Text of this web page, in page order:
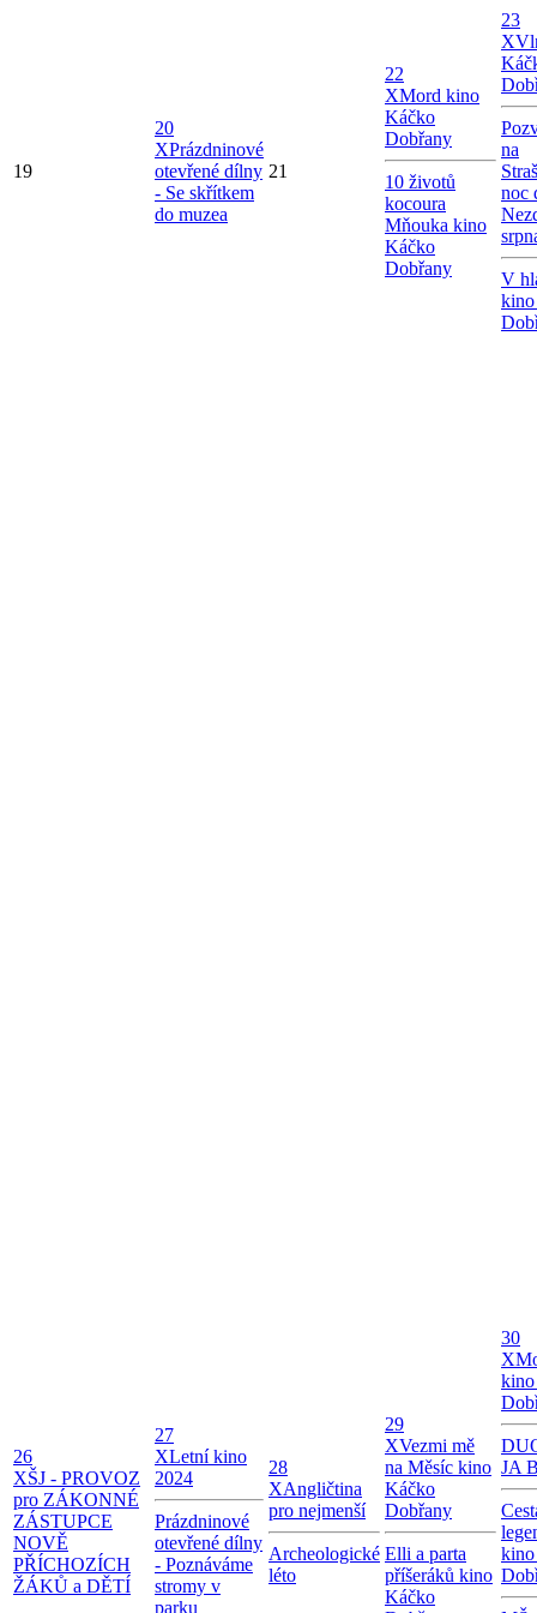
19
20
XPrázdninové
otevřené dílny
- Se skřítkem
do muzea
21
22
XMord kino
Káčko
Dobřany
10 životů
kocoura
Mňouka kino
Káčko
Dobřany
23
X
na
noc
V
26
XŠJ - PROVOZ
pro ZÁKONNÉ
ZÁSTUPCE
NOVĚ
PŘÍCHOZÍCH
ŽÁKŮ a DĚTÍ
27
XLetní kino
2024
Prázdninové
otevřené dílny
- Poznáváme
stromy v
parku
28
XAngličtina
pro nejmenší
Archeologické
léto
29
XVezmi mě
na Měsíc kino
Káčko
Dobřany
Elli a parta
příšeráků kino
Káčko
30
X
JA